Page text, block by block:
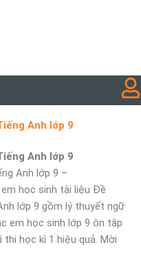
Anh lớp 9
Anh lớp 9
Anh lớp 9 –
học sinh tài liệu Đề
lớp 9 gồm lý thuyết ngữ
em học sinh lớp 9 ôn tập
học kì 1 hiệu quả. Mời